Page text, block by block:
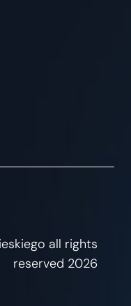
all rights
reserved 2026